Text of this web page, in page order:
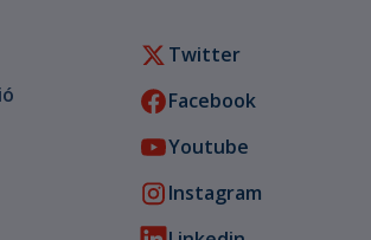
Twitter
Facebook
Youtube
Instagram